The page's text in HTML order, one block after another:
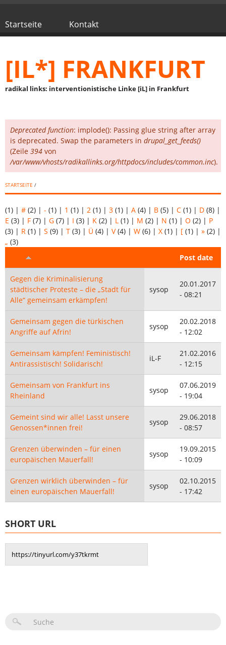
Hauptmenü
Startseite Kontakt
[IL*] FRANKFURT
radikal links: interventionistische Linke [iL] in Frankfurt
Fehlermeldung
Deprecated function: implode(): Passing glue string after array
is deprecated. Swap the parameters in drupal_get_feeds()
(Zeile 394 von
/var/www/vhosts/radikallinks.org/httpdocs/includes/common.inc).
STARTSEITE /
(1) | # (2) | - (1) | 1 (1) | 2 (1) | 3 (1) | A (4) | B (5) | C (1) | D (8) |
E (3) | F (7) | G (7) | I (3) | K (2) | L (1) | M (2) | N (1) | O (2) | P
(3) | R (1) | S (9) | T (3) | Ü (4) | V(4) | W (6) | X (1) | [ (1) | » (2) |
„ (3)
Post date
Gegen die Kriminalisierung
städtischer Proteste – die „Stadt für
Alle“ gemeinsam erkämpfen!
sysop
20.01.2017
- 08:21
Gemeinsam gegen die türkischen
Angriffe auf Afrin!
sysop
20.02.2018
- 12:02
Gemeinsam kämpfen! Feministisch!
Antirassistisch! Solidarisch!
iL-F
21.02.2016
- 12:15
Gemeinsam von Frankfurt ins
Rheinland
sysop
07.06.2019
- 19:04
Gemeint sind wir alle! Lasst unsere
Genossen*innen frei!
sysop
29.06.2018
- 08:57
Grenzen überwinden – für einen
europäischen Mauerfall!
sysop
19.09.2015
- 10:09
Grenzen wirklich überwinden – für
einen europäischen Mauerfall!
sysop
02.10.2015
- 17:42
SHORT URL
SUCHFORMULAR